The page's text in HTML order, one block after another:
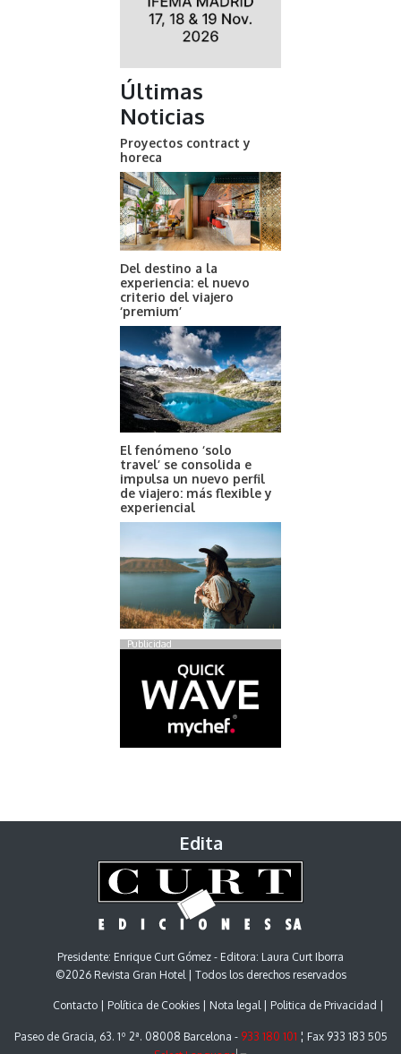
Últimas
Noticias
Proyectos contract y
horeca
Del destino a la
experiencia: el nuevo
criterio del viajero
‘premium’
El fenómeno ‘solo
travel’ se consolida e
impulsa un nuevo perfil
de viajero: más flexible y
experiencial
Publicidad
Edita
Presidente: Enrique Curt Gómez - Editora: Laura Curt Iborra
©2026 Revista Gran Hotel | Todos los derechos reservados
Contacto Política de Cookies Nota legal Politica de Privacidad
Paseo de Gracia, 63. 1º 2ª. 08008 Barcelona - 933 180 101 ¦ Fax 933 183 505